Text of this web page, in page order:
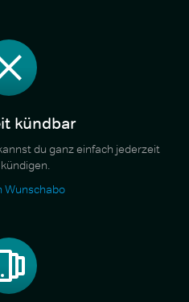
kündbar
du ganz einfach jederzeit
Wunschabo